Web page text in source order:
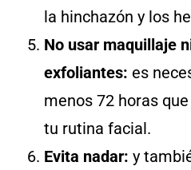
la hinchazón y los
No usar maquillaje
exfoliantes: es
menos 72 horas
tu rutina facial.
Evita nadar: y